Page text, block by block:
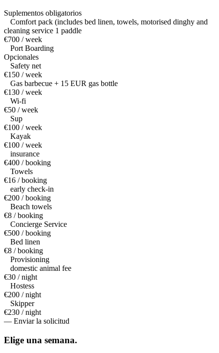
Suplementos obligatorios
Comfort pack (includes bed linen, towels, motorised dinghy and
cleaning service 1 paddle
€700 / week
Port Boarding
Opcionales
Safety net
€150 / week
Gas barbecue + 15 EUR gas bottle
€130 / week
Wi-fi
€50 / week
Sup
€100 / week
Kayak
€100 / week
insurance
€400 / booking
Towels
€16 / booking
early check-in
€200 / booking
Beach towels
€8 / booking
Concierge Service
€500 / booking
Bed linen
€8 / booking
Provisioning
domestic animal fee
€30 / night
Hostess
€200 / night
Skipper
€230 / night
— Enviar la solicitud
Elige una semana.